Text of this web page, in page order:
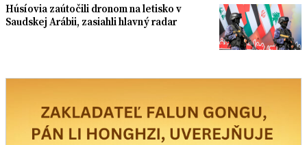
Húsíovia zaútočili dronom na letisko v
Saudskej Arábii, zasiahli hlavný radar